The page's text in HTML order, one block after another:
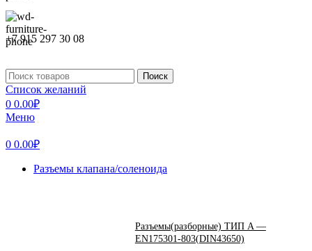
+7 915 297 30 08
Поиск
Список желаний
0 0.00₽
Меню
0 0.00₽
Разъемы клапана/соленоида
Разъемы(разборные) ТИП A —
EN175301-803(DIN43650)